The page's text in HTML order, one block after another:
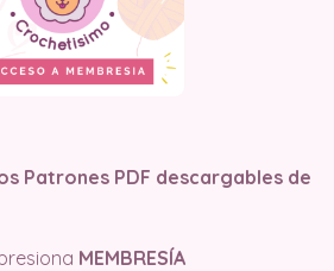
Patrones PDF descargables de
MEMBRESÍA